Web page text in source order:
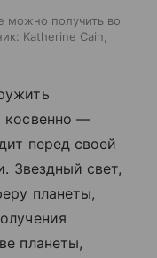
можно получить во
Katherine Cain,
косвенно —
перед своей
Звездный свет,
планеты,
планеты,